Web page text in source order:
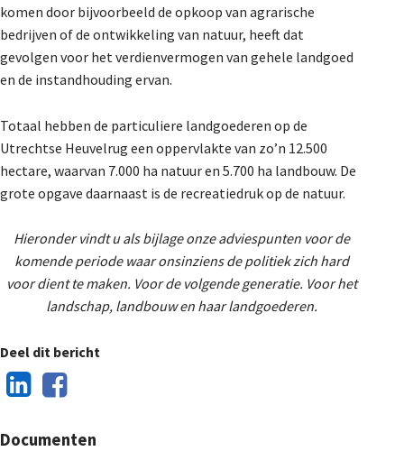
komen door bijvoorbeeld de opkoop van agrarische
bedrijven of de ontwikkeling van natuur, heeft dat
gevolgen voor het verdienvermogen van gehele landgoed
en de instandhouding ervan.
Totaal hebben de particuliere landgoederen op de
Utrechtse Heuvelrug een oppervlakte van zo’n 12.500
hectare, waarvan 7.000 ha natuur en 5.700 ha landbouw. De
grote opgave daarnaast is de recreatiedruk op de natuur.
Hieronder vindt u als bijlage onze adviespunten voor de
komende periode waar onsinziens de politiek zich hard
voor dient te maken. Voor de volgende generatie. Voor het
landschap, landbouw en haar landgoederen.
Deel dit bericht
Documenten